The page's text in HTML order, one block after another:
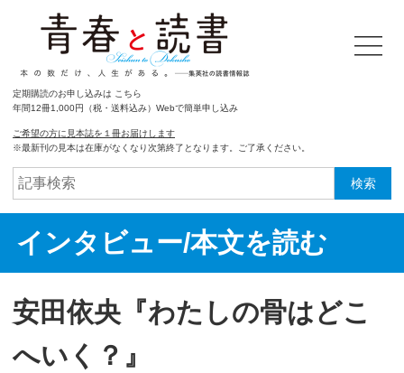
定期購読のお申し込みは こちら
年間12冊1,000円（税・送料込み）Webで簡単申し込み
ご希望の方に見本誌を１冊お届けします
※最新刊の見本は在庫がなくなり次第終了となります。ご了承ください。
検索
インタビュー/本文を読む
安田依央『わたしの骨はどこ
へいく？』